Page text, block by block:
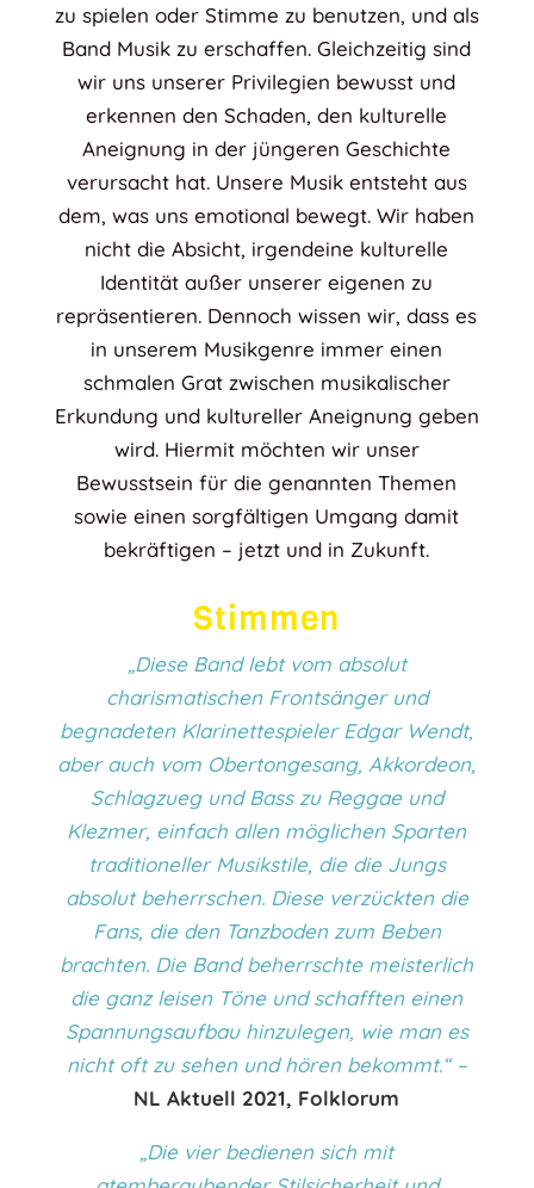
zu spielen oder Stimme zu benutzen, und als
Band Musik zu erschaffen. Gleichzeitig sind
wir uns unserer Privilegien bewusst und
erkennen den Schaden, den kulturelle
Aneignung in der jüngeren Geschichte
verursacht hat. Unsere Musik entsteht aus
dem, was uns emotional bewegt. Wir haben
nicht die Absicht, irgendeine kulturelle
Identität außer unserer eigenen zu
repräsentieren. Dennoch wissen wir, dass es
in unserem Musikgenre immer einen
schmalen Grat zwischen musikalischer
Erkundung und kultureller Aneignung geben
wird. Hiermit möchten wir unser
Bewusstsein für die genannten Themen
sowie einen sorgfältigen Umgang damit
bekräftigen – jetzt und in Zukunft.
Stimmen
„Diese Band lebt vom absolut
charismatischen Frontsänger und
begnadeten Klarinettespieler Edgar Wendt,
aber auch vom Obertongesang, Akkordeon,
Schlagzueg und Bass zu Reggae und
Klezmer, einfach allen möglichen Sparten
traditioneller Musikstile, die die Jungs
absolut beherrschen. Diese verzückten die
Fans, die den Tanzboden zum Beben
brachten. Die Band beherrschte meisterlich
die ganz leisen Töne und schafften einen
Spannungsaufbau hinzulegen, wie man es
nicht oft zu sehen und hören bekommt.“ –
NL Aktuell 2021, Folklorum
„Die vier bedienen sich mit